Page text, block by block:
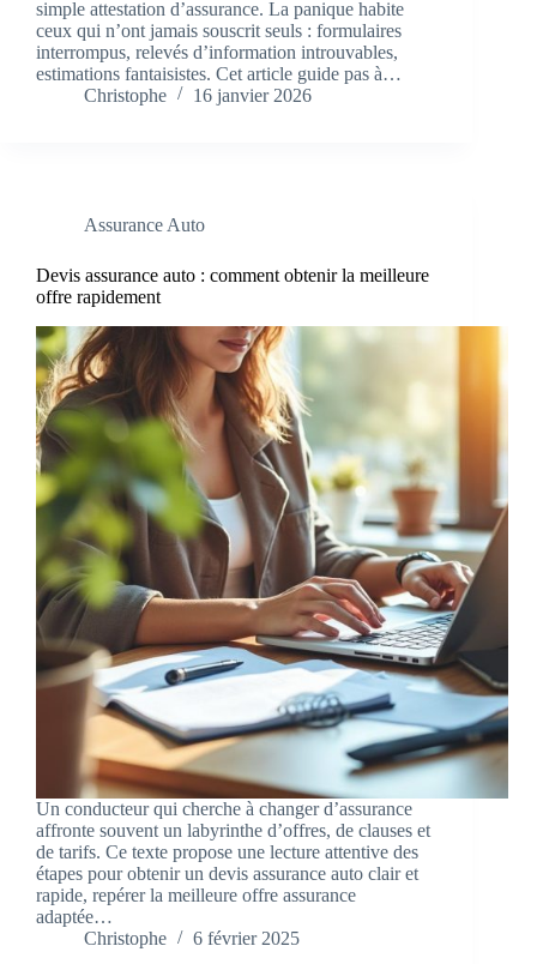
simple attestation d’assurance. La panique habite
ceux qui n’ont jamais souscrit seuls : formulaires
interrompus, relevés d’information introuvables,
estimations fantaisistes. Cet article guide pas à…
Christophe
16 janvier 2026
Assurance Auto
Devis assurance auto : comment obtenir la meilleure
offre rapidement
Un conducteur qui cherche à changer d’assurance
affronte souvent un labyrinthe d’offres, de clauses et
de tarifs. Ce texte propose une lecture attentive des
étapes pour obtenir un devis assurance auto clair et
rapide, repérer la meilleure offre assurance
adaptée…
Christophe
6 février 2025